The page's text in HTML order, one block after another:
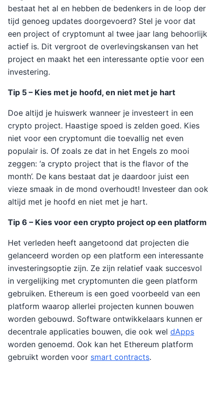
bestaat het al en hebben de bedenkers in de loop der
tijd genoeg updates doorgevoerd? Stel je voor dat
een project of cryptomunt al twee jaar lang behoorlijk
actief is. Dit vergroot de overlevingskansen van het
project en maakt het een interessante optie voor een
investering.
Tip 5 – Kies met je hoofd, en niet met je hart
Doe altijd je huiswerk wanneer je investeert in een
crypto project. Haastige spoed is zelden goed. Kies
niet voor een cryptomunt die toevallig net even
populair is. Of zoals ze dat in het Engels zo mooi
zeggen: ‘a crypto project that is the flavor of the
month’. De kans bestaat dat je daardoor juist een
vieze smaak in de mond overhoudt! Investeer dan ook
altijd met je hoofd en niet met je hart.
Tip 6 – Kies voor een crypto project op een platform
Het verleden heeft aangetoond dat projecten die
gelanceerd worden op een platform een interessante
investeringsoptie zijn. Ze zijn relatief vaak succesvol
in vergelijking met cryptomunten die geen platform
gebruiken. Ethereum is een goed voorbeeld van een
platform waarop allerlei projecten kunnen bouwen
worden gebouwd. Software ontwikkelaars kunnen er
decentrale applicaties bouwen, die ook wel dApps
worden genoemd. Ook kan het Ethereum platform
gebruikt worden voor smart contracts.